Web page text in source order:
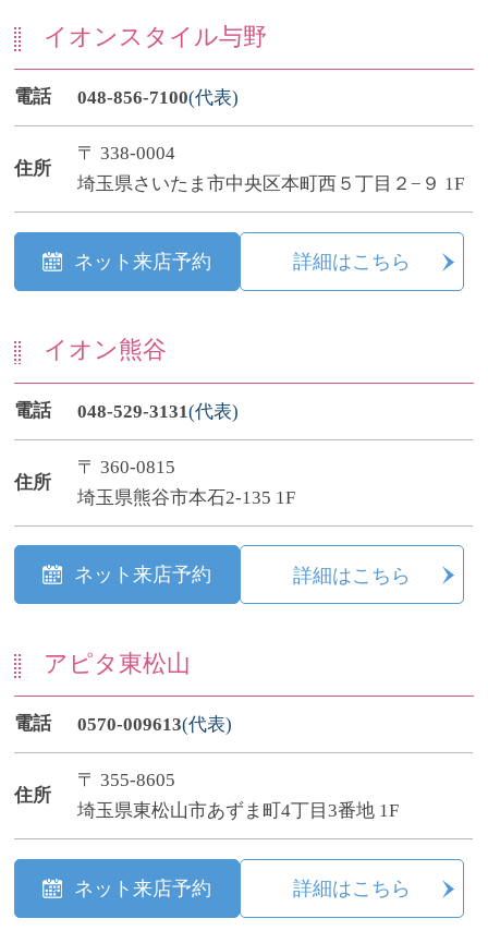
イオンスタイル与野
電話 048-856-7100(代表)
住所
〒 338-0004
埼玉県さいたま市中央区本町西５丁目２−９ 1F
ネット来店予約 詳細はこちら
イオン熊谷
電話 048-529-3131(代表)
住所
〒 360-0815
埼玉県熊谷市本石2-135 1F
ネット来店予約 詳細はこちら
アピタ東松山
電話 0570-009613(代表)
住所
〒 355-8605
埼玉県東松山市あずま町4丁目3番地 1F
ネット来店予約 詳細はこちら